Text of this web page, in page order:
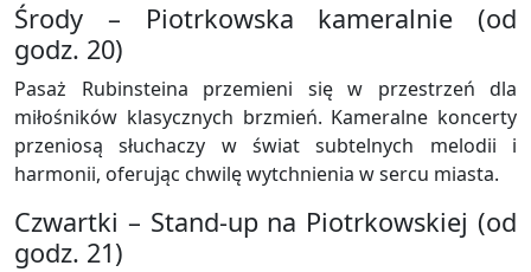
Środy – Piotrkowska kameralnie (od
godz. 20)
Pasaż Rubinsteina przemieni się w przestrzeń dla
miłośników klasycznych brzmień. Kameralne koncerty
przeniosą słuchaczy w świat subtelnych melodii i
harmonii, oferując chwilę wytchnienia w sercu miasta.
Czwartki – Stand-up na Piotrkowskiej (od
godz. 21)